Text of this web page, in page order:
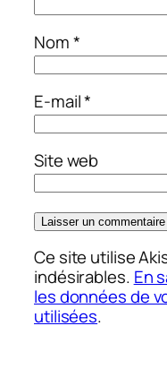
Nom*
E-mail*
Site web
Ce site utilise
indésirables. En
les données de
utilisées.